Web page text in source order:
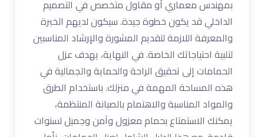
بمهندس معماري أو مقاول متخصص في التصميم
الداخلي قد يكون خطوة جيدة. سيكون لديهم الخبرة
والمعرفة اللازمة لتقديم المشورة والإرشاد المناسبين
لتلبية احتياجاتك الخاصة. في النهاية، يهدف عزل
الحمامات إلى تحقيق الراحة والحماية والجمالية في
هذه المساحة المهمة في منزلك. باستخدام الطرق
والمواد المناسبة والاهتمام بالصيانة المنتظمة،
يمكنك الاستمتاع بحمام معزول وآمن وجميل لسنوات